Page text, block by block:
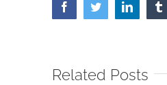
FacebookTwitterLinkedin
Related Posts